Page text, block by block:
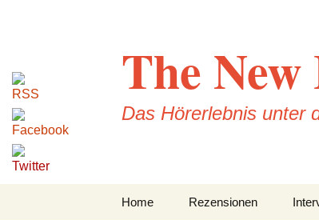
The
Das Hörerlebnis unter
Home Rezensionen